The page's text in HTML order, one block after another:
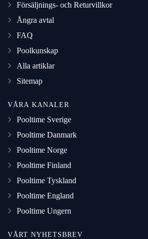
Försäljnings- och Returvillkor
Ångra avtal
FAQ
Poolkunskap
Alla artiklar
Sitemap
VÅRA KANALER
Pooltime Sverige
Pooltime Danmark
Pooltime Norge
Pooltime Finland
Pooltime Tyskland
Pooltime England
Pooltime Ungern
VÅRT NYHETSBREV